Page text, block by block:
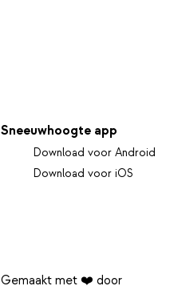
Sneeuwhoogte app
Download voor Android
Download voor iOS
Gemaakt met ❤️ door